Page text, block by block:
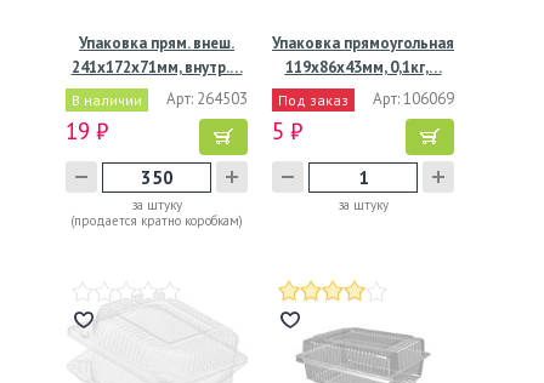
Упаковка прям. внеш.
241x172x71мм, внутр.…
В наличии Арт: 264503
19 ₽
за штуку
(продается кратно коробкам)
Упаковка прямоугольная
119х86х43мм, 0,1кг,…
Под заказ Арт: 106069
5 ₽
за штуку